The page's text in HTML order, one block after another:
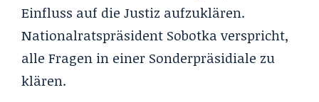
Einfluss auf die Justiz aufzuklären.
Nationalratspräsident Sobotka verspricht,
alle Fragen in einer Sonderpräsidiale zu
klären.